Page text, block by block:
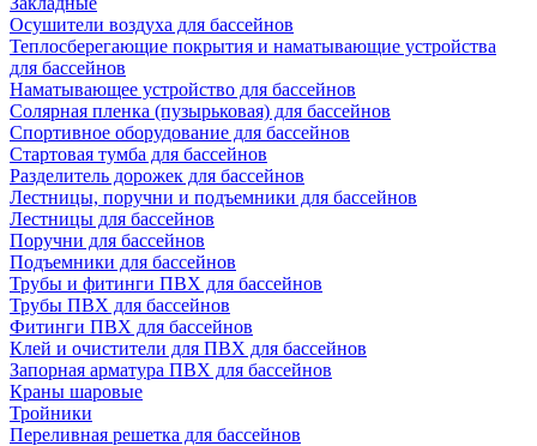
Осушители воздуха для бассейнов
Теплосберегающие покрытия и наматывающие устройства
для бассейнов
Наматывающее устройство для бассейнов
Солярная пленка (пузырьковая) для бассейнов
Спортивное оборудование для бассейнов
Стартовая тумба для бассейнов
Разделитель дорожек для бассейнов
Лестницы, поручни и подъемники для бассейнов
Лестницы для бассейнов
Поручни для бассейнов
Подъемники для бассейнов
Трубы и фитинги ПВХ для бассейнов
Трубы ПВХ для бассейнов
Фитинги ПВХ для бассейнов
Клей и очистители для ПВХ для бассейнов
Запорная арматура ПВХ для бассейнов
Краны шаровые
Тройники
Переливная решетка для бассейнов